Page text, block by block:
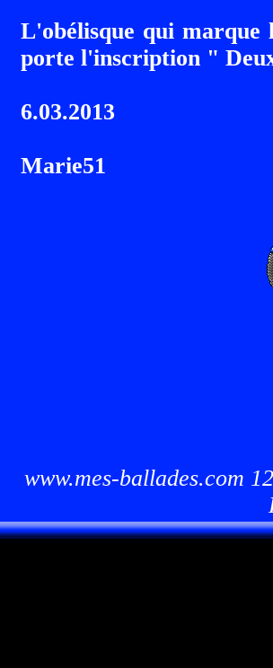
L'obélisque qui marque
porte l'inscription "
6.03.2013
Marie51
www.mes-ballades.com